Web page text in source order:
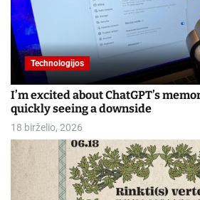
Technologijos
I’m excited about ChatGPT’s
quickly seeing a downside
18 birželio, 2026